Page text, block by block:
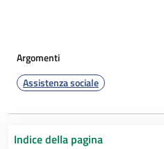
Argomenti
Assistenza sociale
Indice della pagina